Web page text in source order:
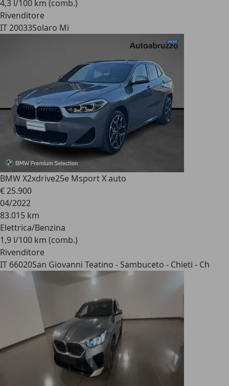
4,3 l/100 km (comb.)
Rivenditore
IT 20033Solaro Mi
BMW X2xdrive25e Msport X auto
€ 25.900
04/2022
83.015 km
Elettrica/Benzina
1,9 l/100 km (comb.)
Rivenditore
IT 66020San Giovanni Teatino - Sambuceto - Chieti - Ch